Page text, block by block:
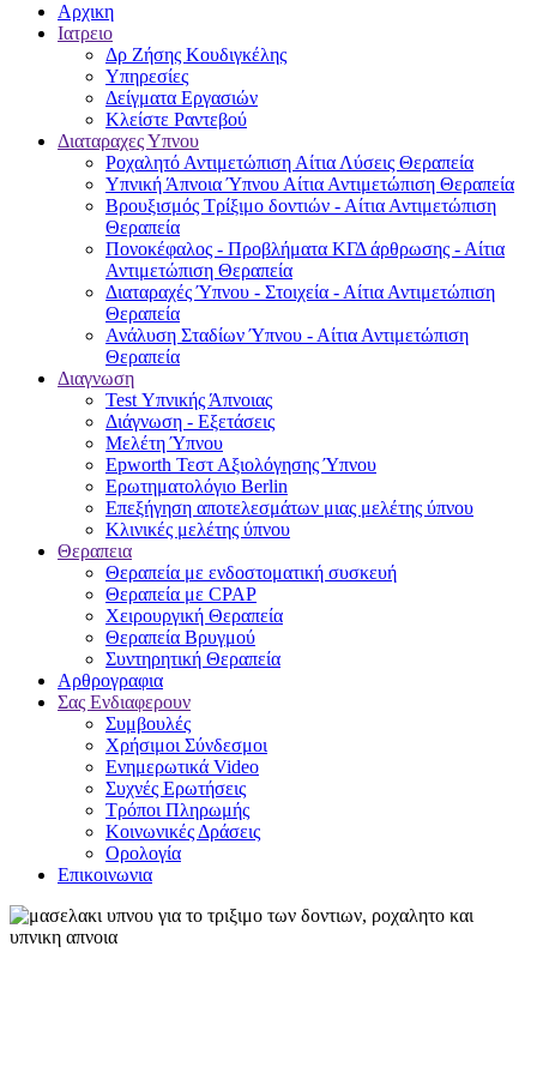
Αρχικη
Ιατρειο
Δρ Ζήσης Κουδιγκέλης
Υπηρεσίες
Δείγματα Εργασιών
Κλείστε Ραντεβού
Διαταραχες Υπνου
Ροχαλητό Αντιμετώπιση Αίτια Λύσεις Θεραπεία
Υπνική Άπνοια Ύπνου Αίτια Αντιμετώπιση Θεραπεία
Βρουξισμός Τρίξιμο δοντιών - Αίτια Αντιμετώπιση
Θεραπεία
Πονοκέφαλος - Προβλήματα ΚΓΔ άρθρωσης - Αίτια
Αντιμετώπιση Θεραπεία
Διαταραχές Ύπνου - Στοιχεία - Αίτια Αντιμετώπιση
Θεραπεία
Ανάλυση Σταδίων Ύπνου - Αίτια Αντιμετώπιση
Θεραπεία
Διαγνωση
Test Υπνικής Άπνοιας
Διάγνωση - Εξετάσεις
Μελέτη Ύπνου
Epworth Τεστ Αξιολόγησης Ύπνου
Ερωτηματολόγιο Berlin
Επεξήγηση αποτελεσμάτων μιας μελέτης ύπνου
Κλινικές μελέτης ύπνου
Θεραπεια
Θεραπεία με ενδοστοματική συσκευή
Θεραπεία με CPAP
Χειρουργική Θεραπεία
Θεραπεία Βρυγμού
Συντηρητική Θεραπεία
Αρθρογραφια
Σας Ενδιαφερουν
Συμβουλές
Χρήσιμοι Σύνδεσμοι
Ενημερωτικά Video
Συχνές Ερωτήσεις
Τρόποι Πληρωμής
Κοινωνικές Δράσεις
Ορολογία
Επικοινωνια